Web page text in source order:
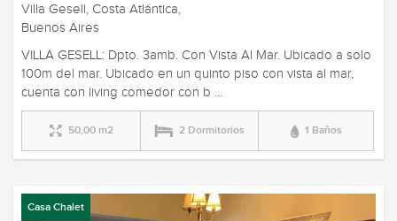
Villa Gesell, Costa Atlántica,
Buenos Aires
VILLA GESELL: Dpto. 3amb. Con Vista Al Mar. Ubicado a solo
100m del mar. Ubicado en un quinto piso con vista al mar,
cuenta con living comedor con b ...
50,00 m2 2 Dormitorios 1 Baños
Casa Chalet